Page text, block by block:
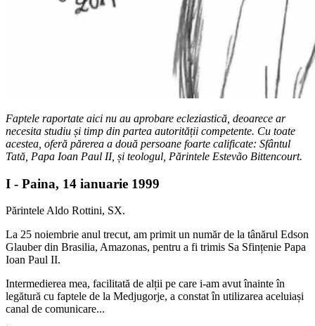
Faptele raportate aici nu au aprobare ecleziastică, deoarece ar
necesita studiu și timp din partea autorității competente. Cu toate
acestea, oferă părerea a două persoane foarte calificate: Sfântul
Tată, Papa Ioan Paul II, și teologul, Părintele Estevão Bittencourt.
I - Paina, 14 ianuarie 1999
Părintele Aldo Rottini, SX.
La 25 noiembrie anul trecut, am primit un număr de la tânărul Edson
Glauber din Brasilia, Amazonas, pentru a fi trimis Sa Sfințenie Papa
Ioan Paul II.
Intermedierea mea, facilitată de alții pe care i-am avut înainte în
legătură cu faptele de la Medjugorje, a constat în utilizarea aceluiași
canal de comunicare...